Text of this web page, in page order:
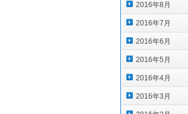
2016年8月
2016年7月
2016年6月
2016年5月
2016年4月
2016年3月